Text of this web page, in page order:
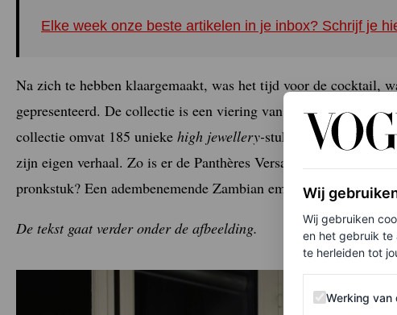
Elke week onze beste artikelen in je inbox? Schrijf je
Na zich te hebben klaargemaakt, was het tijd voor de cocktail,
gepresenteerd. De collectie is een viering van Cartier’s
collectie omvat 185 unieke high jewellery-stukken, waaraan
zijn eigen verhaal. Zo is er de Panthères Versatiles-collier. Een
pronkstuk? Een adembenemende Zambian emerald van 10.10
De tekst gaat verder onder de afbeelding.
Wij
Wij gebruiken
en het gebruik te
te herleiden tot
Werking van de
Werking